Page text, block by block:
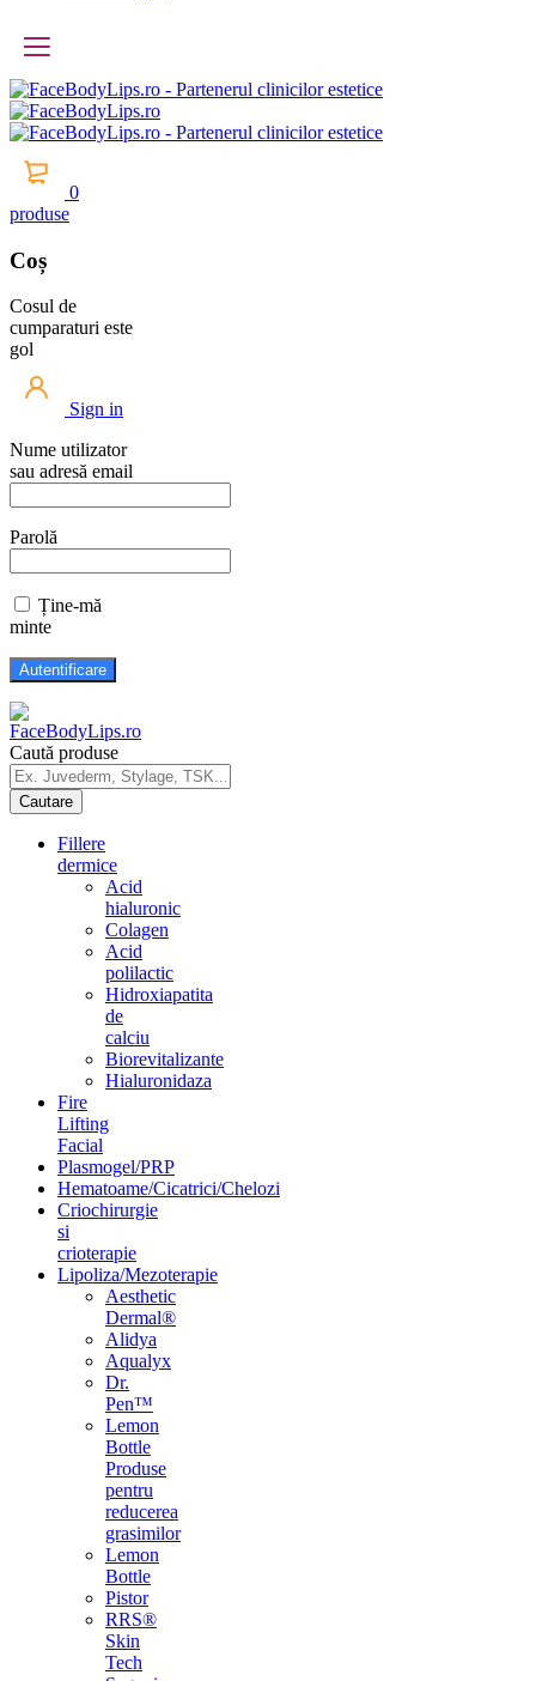
0
produse
Coș
Cosul de
cumparaturi este
gol
Sign in
Nume utilizator
sau adresă email
Parolă
Ține-mă
minte
Caută produse
Fillere
dermice
Acid
hialuronic
Colagen
Acid
polilactic
Hidroxiapatita
de
calciu
Biorevitalizante
Hialuronidaza
Fire
Lifting
Facial
Plasmogel/PRP
Hematoame/Cicatrici/Chelozi
Criochirurgie
si
crioterapie
Lipoliza/Mezoterapie
Aesthetic
Dermal®
Alidya
Aqualyx
Dr.
Pen™
Lemon
Bottle
Produse
pentru
reducerea
grasimilor
Lemon
Bottle
Pistor
RRS®
Skin
Tech